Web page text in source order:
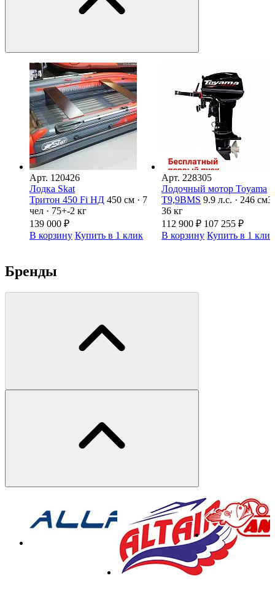
Арт. 120426
Лодка Skat
Тритон 450 Fi НД 450 см · 7
чел · 75+-2 кг
139 000 ₽
В корзину Купить в 1 клик
Арт.228305
Лодочный мотор Toyama
T9,9BMS 9.9 л.с. · 246 см3
36 кг
112 900₽ 107 255₽
В корзину Купить в 1 клик
Бренды